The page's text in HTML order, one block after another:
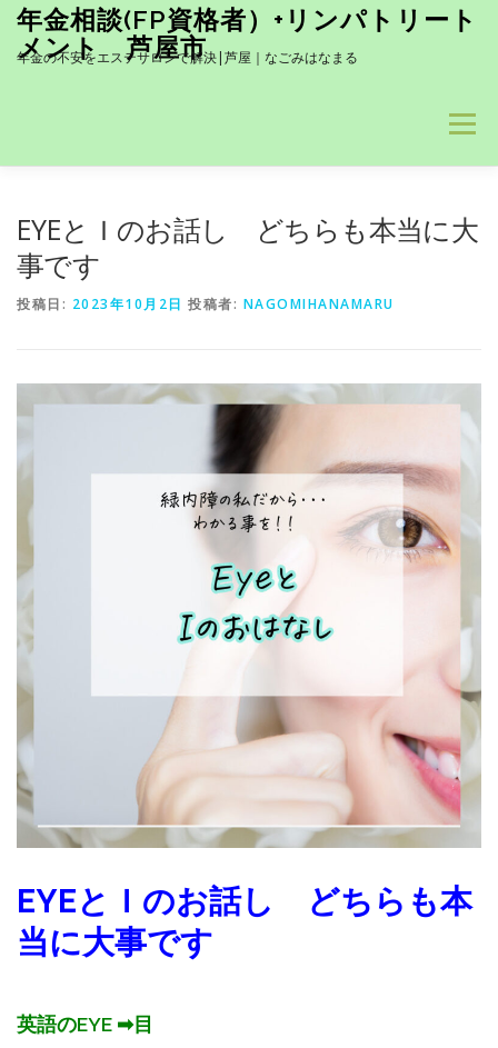
キ
年金相談(FP資格者）+リンパトリート
メント 芦屋市
年金の不安をエステサロンで解決|芦屋｜なごみはなまる
メニュー
★フェイシャル+岩盤浴（30分）★ヘッド+岩盤浴（30分）各￥
公式ライン（登録後ご予約可能です）
ご予約ページ（お急ぎのご予約はMINIMOが便利です）
ゲルマニウム岩盤浴セットメニュー90分￥11,500-
足のむくみ お客様の声ギャラリー
EYEとＩのお話し どちらも本当に大
事です
投稿日: 2023年10月2日 投稿者: NAGOMIHANAMARU
EYEとＩのお話し どちらも本
当に大事です
英語のEYE ➡目